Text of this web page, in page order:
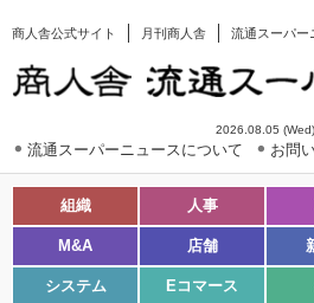
商人舎公式サイト 月刊商人舎 流通スーパー
2026.08.05 (Wed)
流通スーパーニュースについて お問
組織 人事
M&A 店舗
システム Eコマース